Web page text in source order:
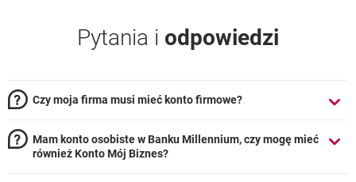
Pytania i odpowiedzi
Czy moja firma musi mieć konto firmowe?
Mam konto osobiste w Banku Millennium, czy mogę mieć
również Konto Mój Biznes?